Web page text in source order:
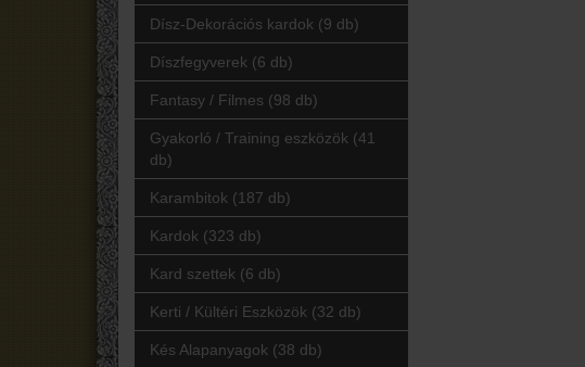
Dísz-Dekorációs kardok (9 db)
Díszfegyverek (6 db)
Fantasy / Filmes (98 db)
Gyakorló / Training eszközök (41
db)
Karambitok (187 db)
Kardok (323 db)
Kard szettek (6 db)
Kerti / Kültéri Eszközök (32 db)
Kés Alapanyagok (38 db)